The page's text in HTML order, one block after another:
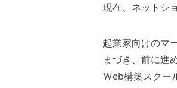
現在、ネットシ
起業家向けのマ
まづき、前に進
Ｗeb構築スクー